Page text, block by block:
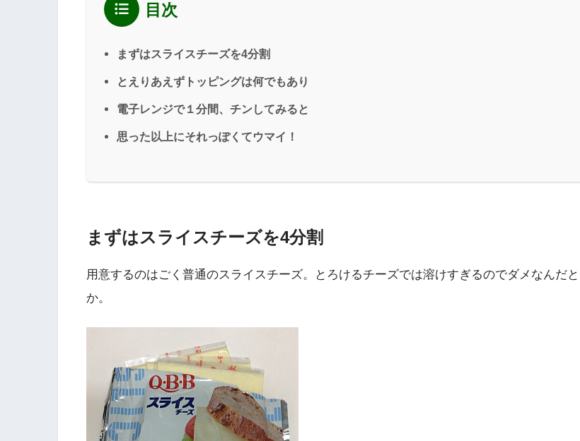
目次
まずはスライスチーズを4分割
とえりあえずトッピングは何でもあり
電子レンジで１分間、チンしてみると
思った以上にそれっぽくてウマイ！
まずはスライスチーズを4分割
用意するのはごく普通のスライスチーズ。とろけるチーズでは溶けすぎるのでダメなんだと
か。